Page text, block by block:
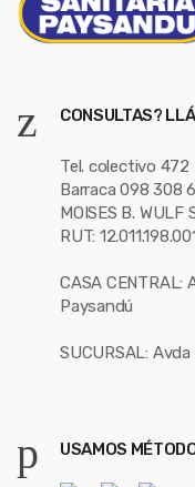
CONSULTAS?
Tel. colectivo 472
Barraca 098 308
MOISES B. WULF
RUT:
CASA CENTRAL:
Paysandú
SUCURSAL:
USAMOS